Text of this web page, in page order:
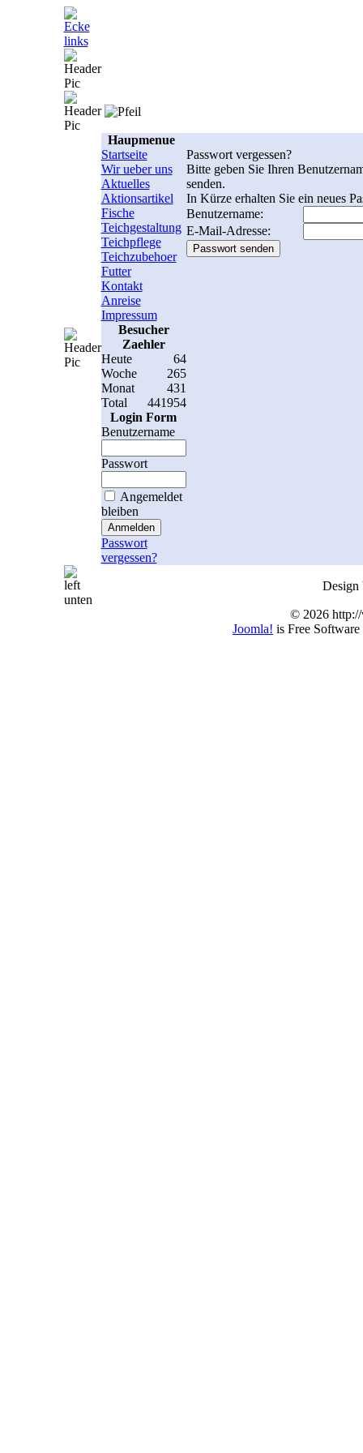
Haupmenue
Startseite
Wir ueber uns
Aktuelles
Aktionsartikel
Fische
Teichgestaltung
Teichpflege
Teichzubehoer
Futter
Kontakt
Anreise
Impressum
Besucher
Zaehler
Heute
64
Woche
265
Monat
431
Total
441954
Login Form
Benutzername
Passwort
Angemeldet
bleiben
Passwort
vergessen?
Passwort vergessen?
Bitte geben Sie Ihren
senden.
In Kürze erhalten Sie ein neues
Benutzername:
E-Mail-Adresse:
© 2026
Joomla! is Free